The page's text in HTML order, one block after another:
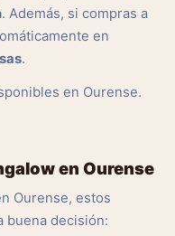
. Además, si compras a
en
.
en Ourense.
en Ourense
Ourense, estos
buena decisión: